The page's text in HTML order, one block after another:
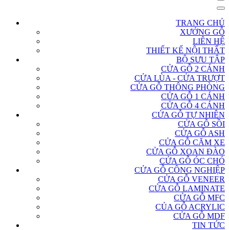
TRANG CHỦ
XƯỞNG GỖ
LIÊN HỆ
THIẾT KẾ NỘI THẤT
BỘ SƯU TẬP
CỬA GỖ 2 CÁNH
CỬA LÙA - CỬA TRƯỢT
CỬA GỖ THÔNG PHÒNG
CỬA GỖ 1 CÁNH
CỬA GỖ 4 CÁNH
CỬA GỖ TỰ NHIÊN
CỬA GỖ SỒI
CỬA GỖ ASH
CỬA GỖ CĂM XE
CỬA GỖ XOAN ĐÀO
CỬA GỖ ÓC CHÓ
CỬA GỖ CÔNG NGHIỆP
CỬA GỖ VENEER
CỬA GỖ LAMINATE
CỬA GỖ MFC
CỦA GỖ ACRYLIC
CỬA GỖ MDF
TIN TỨC